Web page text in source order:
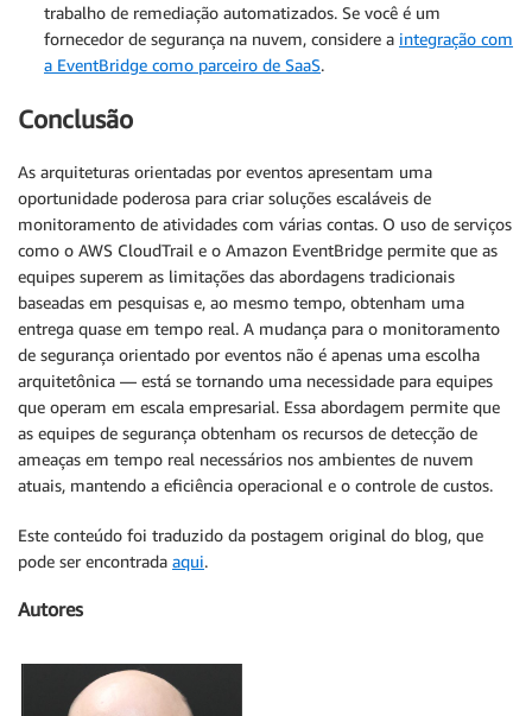
trabalho de remediação automatizados. Se você é um
fornecedor de segurança na nuvem, considere a integração com
a EventBridge como parceiro de SaaS.
Conclusão
As arquiteturas orientadas por eventos apresentam uma
oportunidade poderosa para criar soluções escaláveis de
monitoramento de atividades com várias contas. O uso de serviços
como o AWS CloudTrail e o Amazon EventBridge permite que as
equipes superem as limitações das abordagens tradicionais
baseadas em pesquisas e, ao mesmo tempo, obtenham uma
entrega quase em tempo real. A mudança para o monitoramento
de segurança orientado por eventos não é apenas uma escolha
arquitetônica — está se tornando uma necessidade para equipes
que operam em escala empresarial. Essa abordagem permite que
as equipes de segurança obtenham os recursos de detecção de
ameaças em tempo real necessários nos ambientes de nuvem
atuais, mantendo a eficiência operacional e o controle de custos.
Este conteúdo foi traduzido da postagem original do blog, que
pode ser encontrada aqui.
Autores